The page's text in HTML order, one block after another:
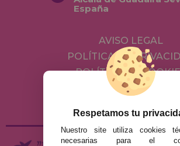
España
AVISO LEGAL
POLÍTICA DE
POLÍTICA DE
ENVÍOS Y
Respetamos tu
Nuestro site utiliza cookies
necesarias para el